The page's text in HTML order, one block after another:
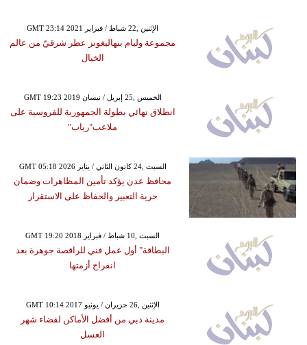
GMT 23:14 2021 الإثنين ,22 شباط / فبراير
مجموعة وليام بنهاليغونز عطر شرقيّ من عالم
الخيال
GMT 19:23 2019 الخميس ,25 إبريل / نيسان
انطلاق نهائي بطولة الجمهورية للفروسية على
ملاعب"رباب"
GMT 05:18 2026 السبت ,24 كانون الثاني / يناير
محافظ عدن يؤكد تأمين المظاهرات وضمان
حرية التعبير والحفاظ على الاستقرار
GMT 19:20 2018 السبت ,10 شباط / فبراير
البطاقة" أول عمل فني للراقصة جوهرة بعد
انفراج أزمتها
GMT 10:14 2017 الإثنين ,26 حزيران / يونيو
مدينة دبي من أفضل الأماكن لقضاء شهر
العسل